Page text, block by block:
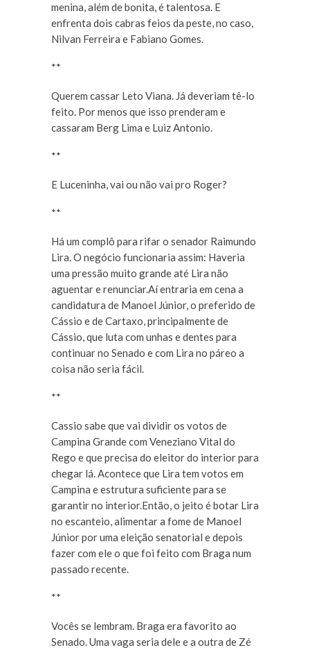
menina, além de bonita, é talentosa. E
enfrenta dois cabras feios da peste, no caso,
Nilvan Ferreira e Fabiano Gomes.
**
Querem cassar Leto Viana. Já deveriam tê-lo
feito. Por menos que isso prenderam e
cassaram Berg Lima e Luiz Antonio.
**
E Luceninha, vai ou não vai pro Roger?
**
Há um complô para rifar o senador Raimundo
Lira. O negócio funcionaria assim: Haveria
uma pressão muito grande até Lira não
aguentar e renunciar.Aí entraria em cena a
candidatura de Manoel Júnior, o preferido de
Cássio e de Cartaxo, principalmente de
Cássio, que luta com unhas e dentes para
continuar no Senado e com Lira no páreo a
coisa não seria fácil.
**
Cassio sabe que vai dividir os votos de
Campina Grande com Veneziano Vital do
Rego e que precisa do eleitor do interior para
chegar lá. Acontece que Lira tem votos em
Campina e estrutura suficiente para se
garantir no interior.Então, o jeito é botar Lira
no escanteio, alimentar a fome de Manoel
Júnior por uma eleição senatorial e depois
fazer com ele o que foi feito com Braga num
passado recente.
**
Vocês se lembram. Braga era favorito ao
Senado. Uma vaga seria dele e a outra de Zé